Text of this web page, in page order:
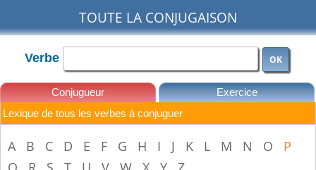
TOUTE LA CONJUGAISON
Verbe OK
Conjugueur Exercice
Lexique de tous les verbes à conjuguer
A B C D E F G H I J K L M N O
P